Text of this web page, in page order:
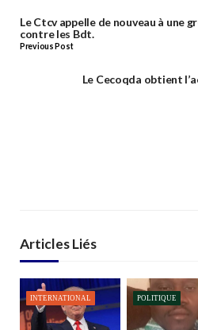
Le Ctcv appelle de nouveau à une
contre les Bdt.
Previous Post
Le Cecoqda obtient
Articles Liés
INTERNATIONAL POLITIQUE